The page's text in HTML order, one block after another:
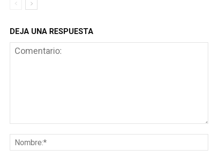
DEJA UNA RESPUESTA